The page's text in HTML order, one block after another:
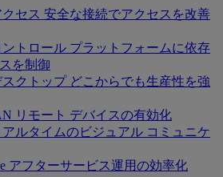
セス 安全な接続でアクセスを改善
ントロール プラットフォームに依存
を制御
スクトップ どこからでも生産性を強
リモート デバイスの有効化
アルタイムのビジュアル コミュニケ
アフターサービス運用の効率化